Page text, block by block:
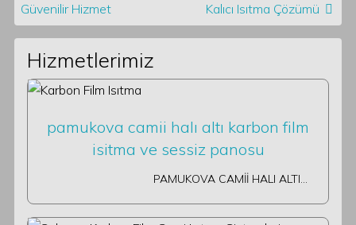
Güvenilir Hizmet
Kalıcı Isıtma Çözümü
Hizmetlerimiz
pamukova camii halı altı karbon film
isitma ve sessiz panosu
PAMUKOVA CAMİİ HALI ALTI…